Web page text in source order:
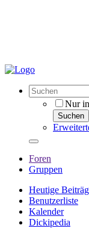
Nur
Suchen
Foren
Gruppen
Heutige
Benutzerliste
Kalender
Dickipedia